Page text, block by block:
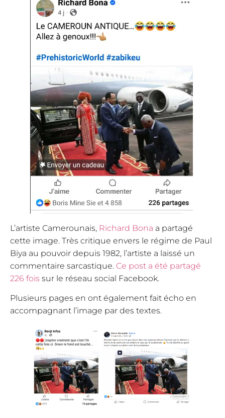
L’artiste Camerounais, Richard Bona a partagé
cette image. Très critique envers le régime de Paul
Biya au pouvoir depuis 1982, l’artiste a laissé un
commentaire sarcastique. Ce post a été partagé
226 fois sur le réseau social Facebook.
Plusieurs pages en ont également fait écho en
accompagnant l’image par des textes.